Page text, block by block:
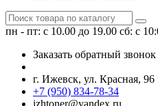
пн - пт: с 10.00 до 19.00 сб: с
Заказать обратный звонок
г. Ижевск, ул. Красная,
+7 (950) 834-78-34
izhtoner@yandex.ru